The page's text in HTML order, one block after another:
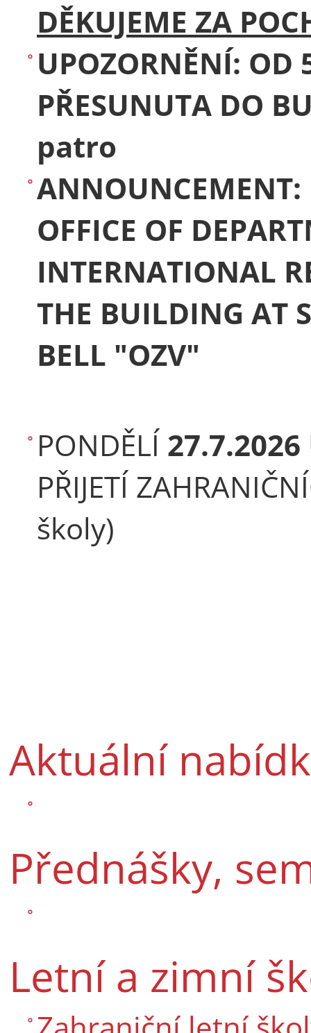
DĚKUJEME ZA
UPOZORNĚNÍ: OD
PŘESUNUTA DO
patro
OFFICE OF
INTERNATIONAL
THE BUILDING AT
BELL "OZV"
PONDĚLÍ 27.7.2026
PŘIJETÍ
školy)
Aktuální
Přednášky,
Letní a zimní